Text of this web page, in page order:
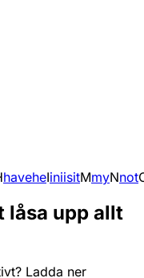
haveheIiniisitMmyNnot
låsa upp allt
Ladda ner